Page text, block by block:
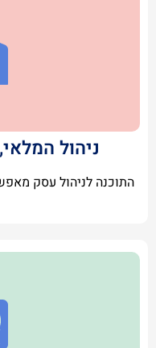
ניהול
התוכנה לניהול עסק